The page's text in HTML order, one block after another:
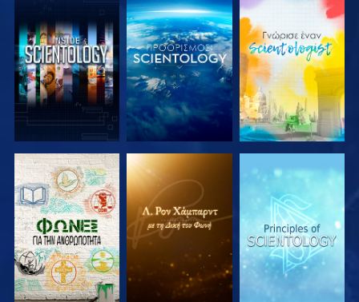
ΕΞΕΡΕΥΝΗΣΤΕ
ΤΗ ΣΕΙΡΑ
ΕΞΕΡΕΥΝΗΣΤΕ
ΤΗ ΣΕΙΡΑ
ΕΞΕΡΕΥΝΗΣΤΕ
ΤΗ ΣΕΙΡΑ